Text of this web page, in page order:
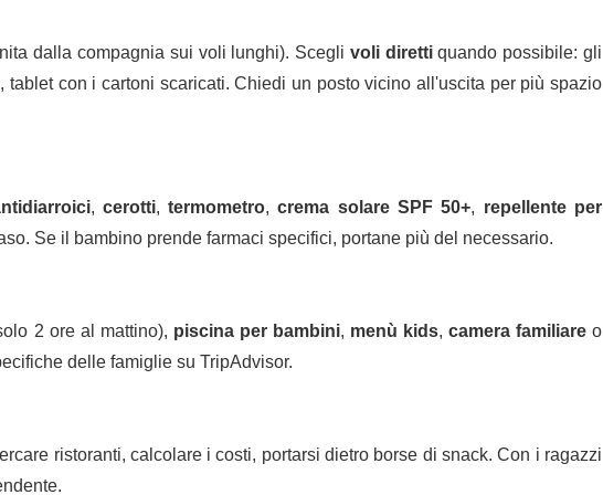
dalla compagnia sui voli lunghi). Scegli voli direttiquando possibile: gli
con i cartoni scaricati. Chiedi un posto vicino all'uscita per più spazio
, cerotti,termometro,crema solare SPF 50+, repellente per
Se il bambino prende farmaci specifici, portane più del necessario.
2 ore al mattino), piscina per bambini, menù kids, camera familiareo
delle famiglie su TripAdvisor.
ristoranti, calcolare i costi, portarsi dietro borse di snack. Con i ragazzi